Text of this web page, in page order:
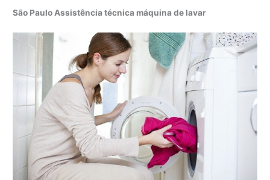
São Paulo Assistência técnica máquina de lavar